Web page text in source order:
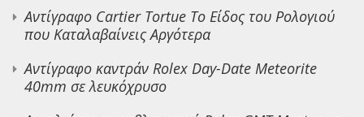
Αντίγραφο Cartier Tortue Το Είδος του Ρολογιού
που Καταλαβαίνεις Αργότερα
Αντίγραφο καντράν Rolex Day-Date Meteorite
40mm σε λευκόχρυσο